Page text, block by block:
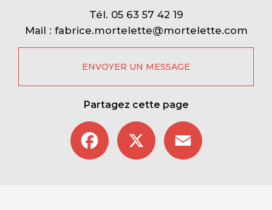
Tél. 05 63 57 42 19
Mail : fabrice.mortelette@mortelette.com
ENVOYER UN MESSAGE
Partagez cette page
Facebook